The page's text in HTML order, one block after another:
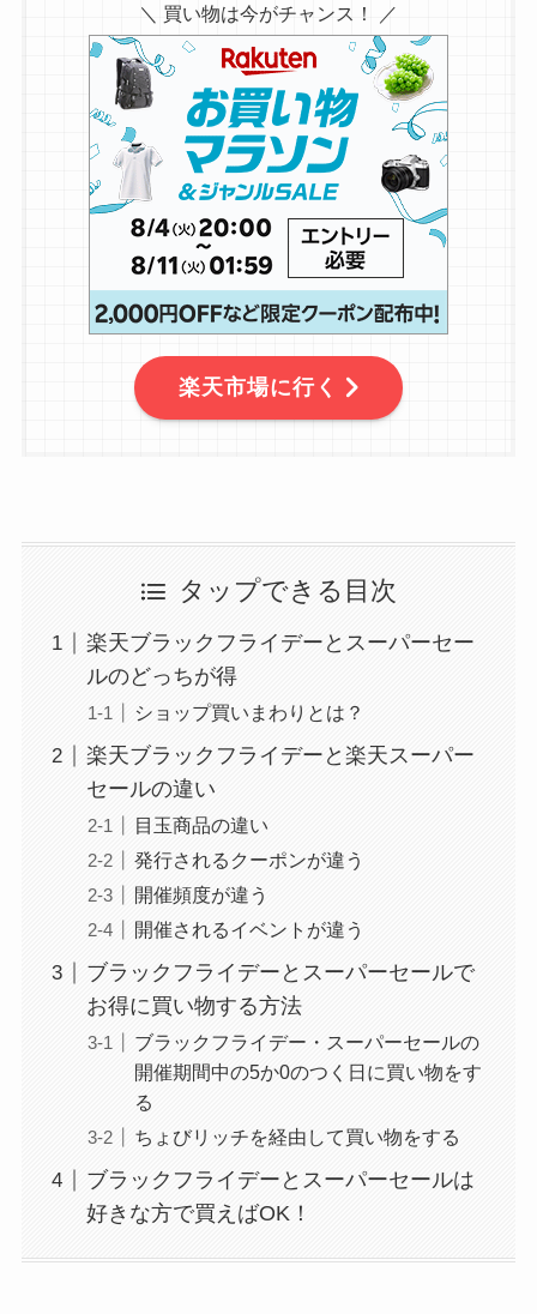
＼ 買い物は今がチャンス！ ／
楽天市場に行く
タップできる目次
楽天ブラックフライデーとスーパーセー
ルのどっちが得
ショップ買いまわりとは？
楽天ブラックフライデーと楽天スーパー
セールの違い
目玉商品の違い
発行されるクーポンが違う
開催頻度が違う
開催されるイベントが違う
ブラックフライデーとスーパーセールで
お得に買い物する方法
ブラックフライデー・スーパーセールの
開催期間中の5か0のつく日に買い物をす
る
ちょびリッチを経由して買い物をする
ブラックフライデーとスーパーセールは
好きな方で買えばOK！